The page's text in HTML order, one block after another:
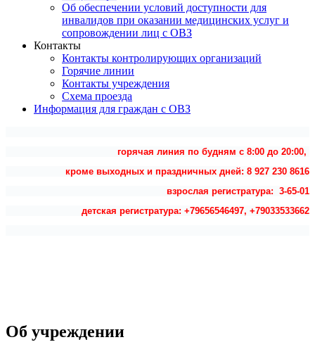
Об обеспечении условий доступности для
инвалидов при оказании медицинских услуг и
сопровождении лиц с ОВЗ
Контакты
Контакты контролирующих организаций
Горячие линии
Контакты учреждения
Схема проезда
Информация для граждан с ОВЗ
горячая линия по будням с 8:00 до 20:00,
кроме выходных и праздничных дней: 8 927 230 8616
взрослая регистратура: 3-65-01
детская регистратура: +79656546497, +79033533662
Об учреждении